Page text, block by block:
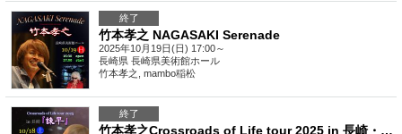
終了
竹本孝之 NAGASAKI Serenade
2025年10月19日(日) 17:00～
長崎県 長崎県美術館ホール
竹本孝之, mambo稲松
終了
竹本孝之Crossroads of Life tour 2025 in 長崎・諫早